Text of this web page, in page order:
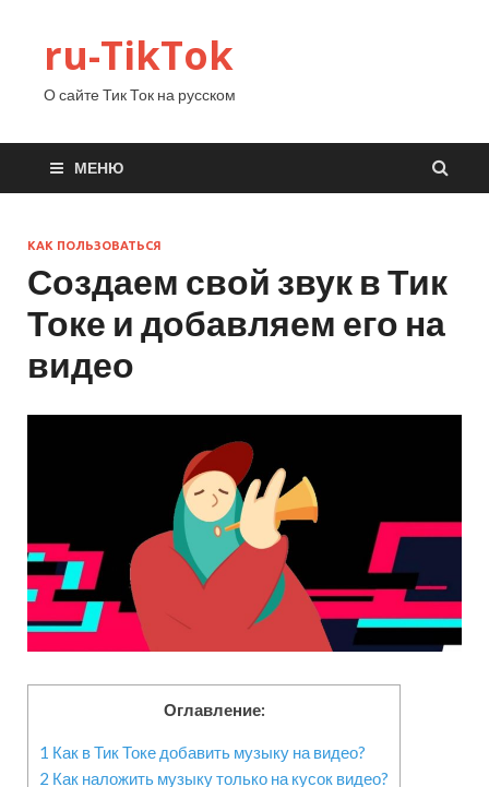
ru-TikTok
О сайте Тик Ток на русском
МЕНЮ
КАК ПОЛЬЗОВАТЬСЯ
Создаем свой звук в Тик
Токе и добавляем его на
видео
Оглавление:
1 Как в Тик Токе добавить музыку на видео?
2 Как наложить музыку только на кусок видео?